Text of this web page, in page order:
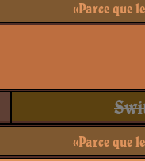
«Parce que
«Parce que